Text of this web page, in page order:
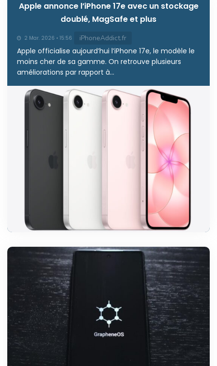
Apple annonce l’iPhone 17e avec un stockage
doublé, MagSafe et plus
2 Mar. 2026 • 15:56 iPhoneAddict.fr
Apple officialise aujourd’hui l’iPhone 17e, le modèle le
moins cher de sa gamme. On retrouve plusieurs
améliorations par rapport à...